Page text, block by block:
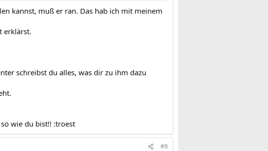
kannst, muß er ran. Das hab ich mit meinem
erklärst.
schreibst du alles, was dir zu ihm dazu
wie du bist!! :troest
#8